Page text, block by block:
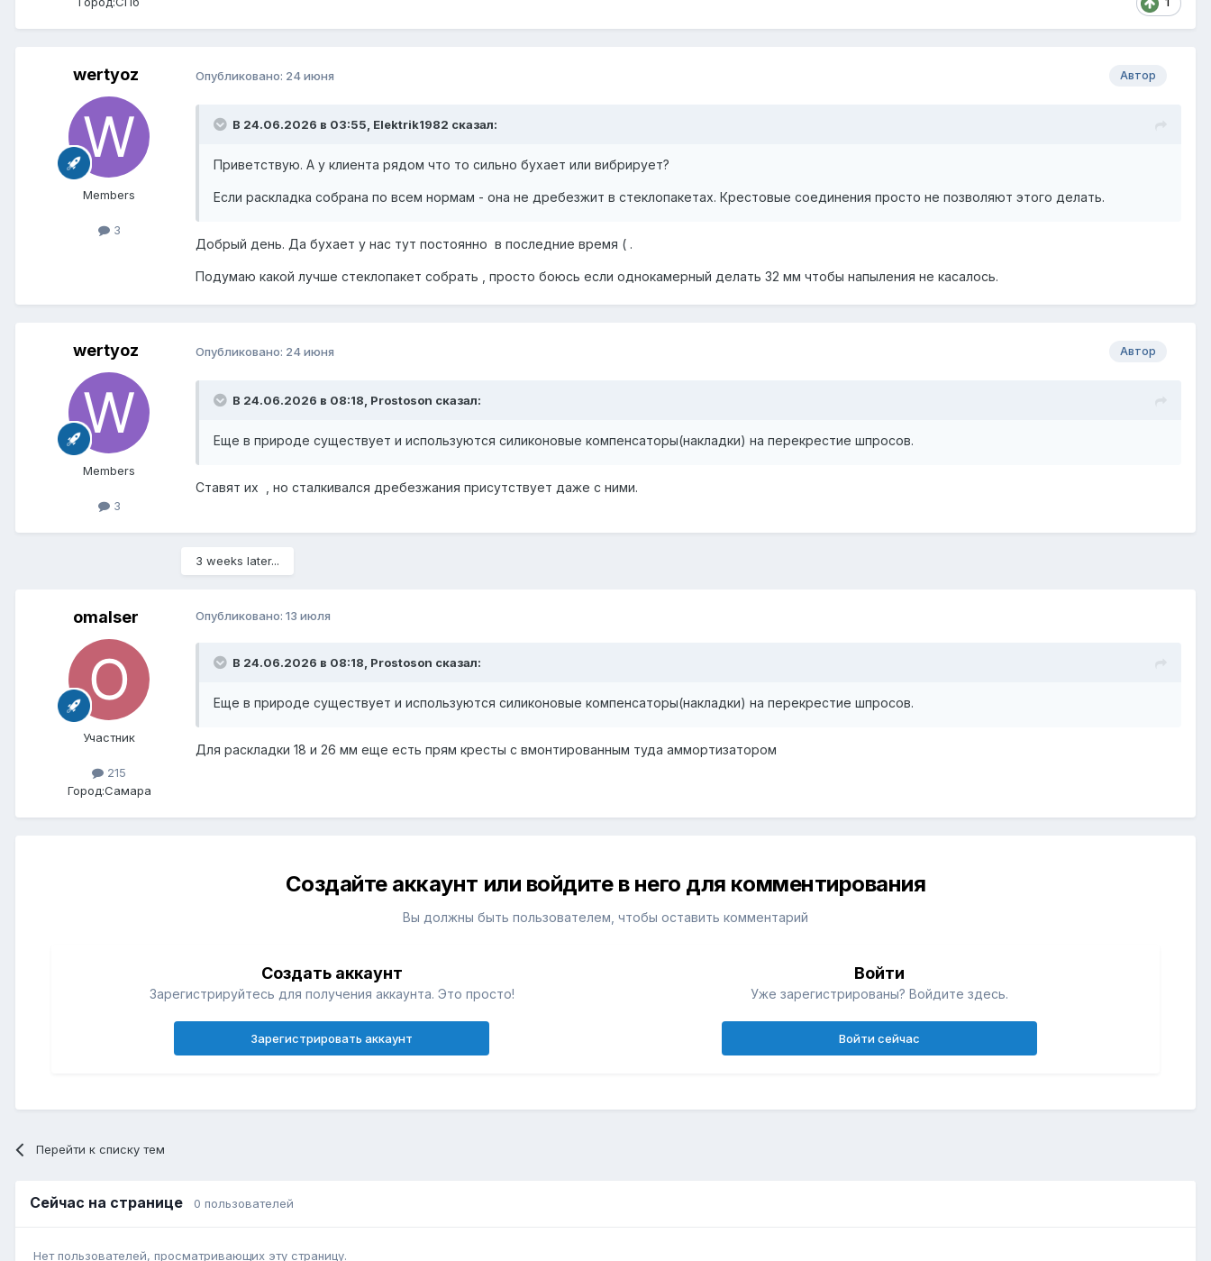
wertyoz
Members
3
Автор
Опубликовано: 24 июня
В 24.06.2026 в 03:55, Elektrik1982 сказал:
Приветствую. А у клиента рядом что то сильно бухает или вибрирует?
Если раскладка собрана по всем нормам - она не дребезжит в стеклопакетах. Крестовые соединения просто не позволяют этого делать.
Добрый день. Да бухает у нас тут постоянно в последние время ( .
Подумаю какой лучше стеклопакет собрать , просто боюсь если однокамерный делать 32 мм чтобы напыления не касалось.
wertyoz
Members
3
Автор
Опубликовано: 24 июня
В 24.06.2026 в 08:18, Prostoson сказал:
Еще в природе существует и используются силиконовые компенсаторы(накладки) на перекрестие шпросов.
Ставят их , но сталкивался дребезжания присутствует даже с ними.
3 weeks later...
omalser
Участник
215
Город:Самара
Опубликовано: 13 июля
В 24.06.2026 в 08:18, Prostoson сказал:
Еще в природе существует и используются силиконовые компенсаторы(накладки) на перекрестие шпросов.
Для раскладки 18 и 26 мм еще есть прям кресты с вмонтированным туда аммортизатором
Создайте аккаунт или войдите в него для комментирования
Вы должны быть пользователем, чтобы оставить комментарий
Создать аккаунт
Зарегистрируйтесь для получения аккаунта. Это просто!
Зарегистрировать аккаунт
Войти
Уже зарегистрированы? Войдите здесь.
Войти сейчас
Перейти к списку тем
Сейчас на странице 0 пользователей
Нет пользователей, просматривающих эту страницу.